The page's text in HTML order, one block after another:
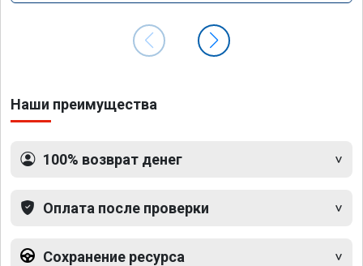
Наши преимущества
100% возврат денег
Оплата после проверки
Сохранение ресурса